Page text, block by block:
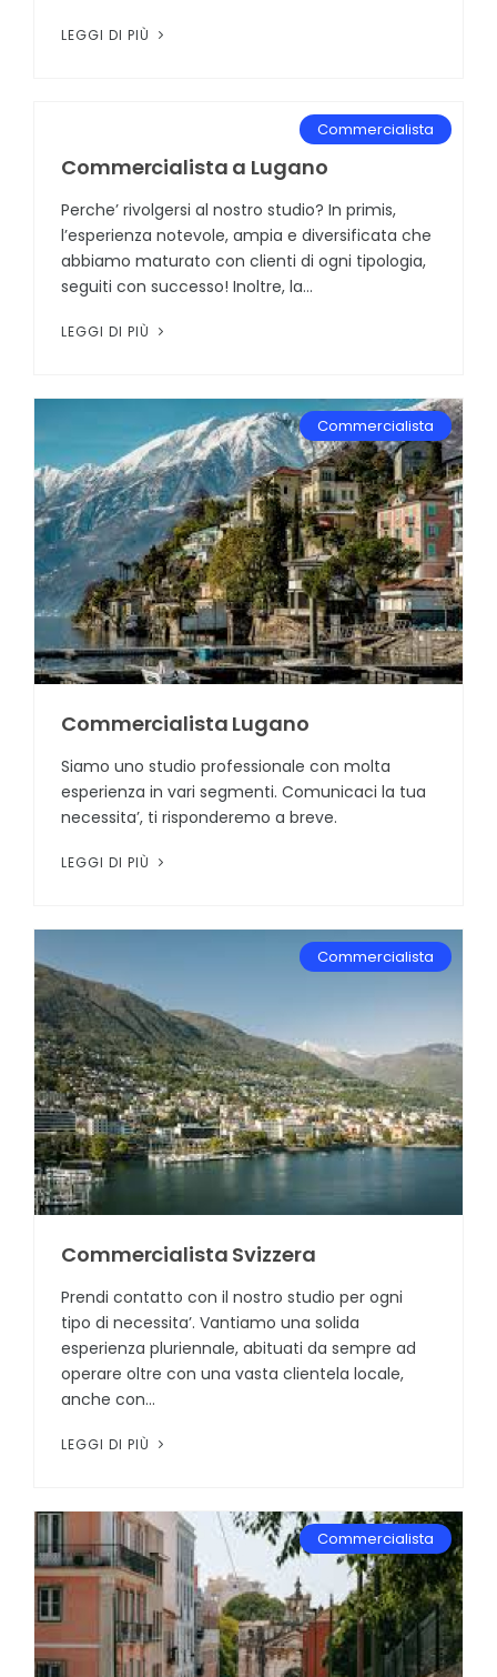
LEGGI DI PIÙ
Commercialista
Commercialista a Lugano
Perche’ rivolgersi al nostro studio? In primis,
l’esperienza notevole, ampia e diversificata che
abbiamo maturato con clienti di ogni tipologia,
seguiti con successo! Inoltre, la...
LEGGI DI PIÙ
Commercialista
Commercialista Lugano
Siamo uno studio professionale con molta
esperienza in vari segmenti. Comunicaci la tua
necessita’, ti risponderemo a breve.
LEGGI DI PIÙ
Commercialista
Commercialista Svizzera
Prendi contatto con il nostro studio per ogni
tipo di necessita’. Vantiamo una solida
esperienza pluriennale, abituati da sempre ad
operare oltre con una vasta clientela locale,
anche con...
LEGGI DI PIÙ
Commercialista